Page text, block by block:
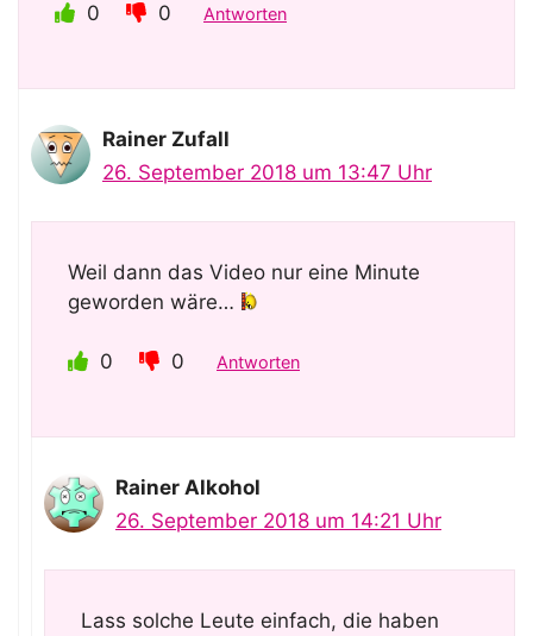
0 0 Antworten
Rainer Zufall
26. September 2018 um 13:47 Uhr
Weil dann das Video nur eine Minute
geworden wäre…
0 0 Antworten
Rainer Alkohol
26. September 2018 um 14:21 Uhr
Lass solche Leute einfach, die haben